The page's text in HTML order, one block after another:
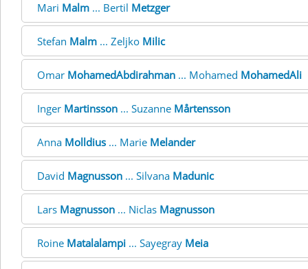
Mari Malm ... Bertil Metzger
Stefan Malm ... Zeljko Milic
Omar MohamedAbdirahman ... Mohamed MohamedAli
Inger Martinsson ... Suzanne Mårtensson
Anna Molldius ... Marie Melander
David Magnusson ... Silvana Madunic
Lars Magnusson ... Niclas Magnusson
Roine Matalalampi ... Sayegray Meia